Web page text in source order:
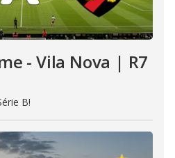
- Vila Nova | R7
B!